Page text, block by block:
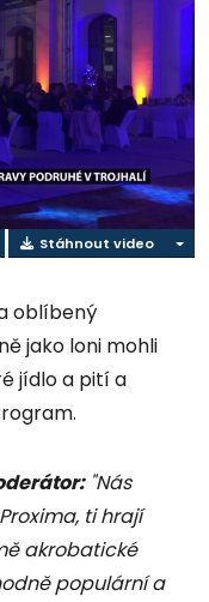
Stáhnout video
oblíbený
jako loni mohli
jídlo a pití a
"Nás
ti hrají
akrobatické
populární a